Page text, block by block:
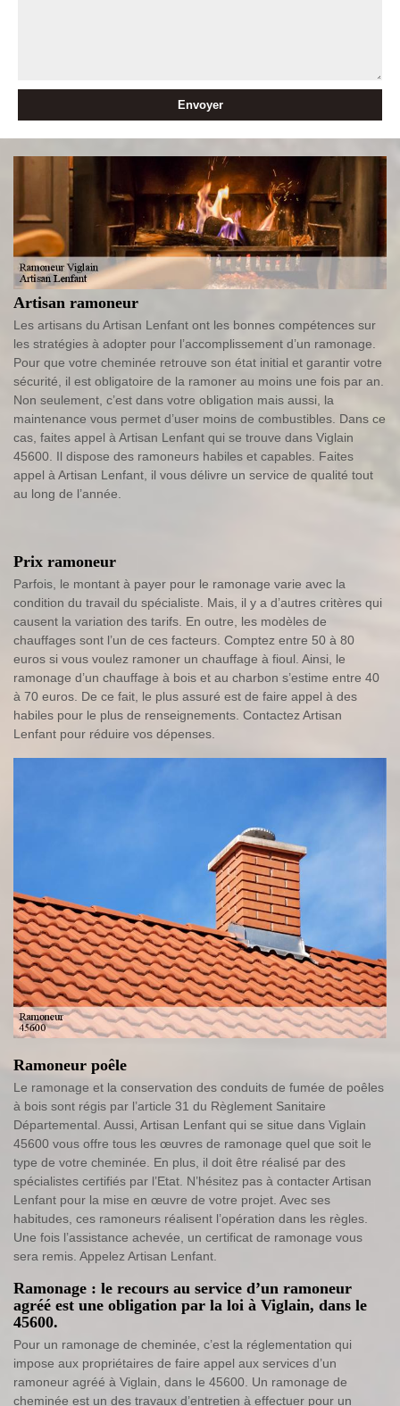
Artisan ramoneur
Les artisans du Artisan Lenfant ont les bonnes compétences sur
les stratégies à adopter pour l’accomplissement d’un ramonage.
Pour que votre cheminée retrouve son état initial et garantir votre
sécurité, il est obligatoire de la ramoner au moins une fois par an.
Non seulement, c’est dans votre obligation mais aussi, la
maintenance vous permet d’user moins de combustibles. Dans ce
cas, faites appel à Artisan Lenfant qui se trouve dans Viglain
45600. Il dispose des ramoneurs habiles et capables. Faites
appel à Artisan Lenfant, il vous délivre un service de qualité tout
au long de l’année.
Prix ramoneur
Parfois, le montant à payer pour le ramonage varie avec la
condition du travail du spécialiste. Mais, il y a d’autres critères qui
causent la variation des tarifs. En outre, les modèles de
chauffages sont l’un de ces facteurs. Comptez entre 50 à 80
euros si vous voulez ramoner un chauffage à fioul. Ainsi, le
ramonage d’un chauffage à bois et au charbon s’estime entre 40
à 70 euros. De ce fait, le plus assuré est de faire appel à des
habiles pour le plus de renseignements. Contactez Artisan
Lenfant pour réduire vos dépenses.
Ramoneur poêle
Le ramonage et la conservation des conduits de fumée de poêles
à bois sont régis par l’article 31 du Règlement Sanitaire
Départemental. Aussi, Artisan Lenfant qui se situe dans Viglain
45600 vous offre tous les œuvres de ramonage quel que soit le
type de votre cheminée. En plus, il doit être réalisé par des
spécialistes certifiés par l’Etat. N’hésitez pas à contacter Artisan
Lenfant pour la mise en œuvre de votre projet. Avec ses
habitudes, ces ramoneurs réalisent l’opération dans les règles.
Une fois l’assistance achevée, un certificat de ramonage vous
sera remis. Appelez Artisan Lenfant.
Ramonage : le recours au service d’un ramoneur
agréé est une obligation par la loi à Viglain, dans le
45600.
Pour un ramonage de cheminée, c’est la réglementation qui
impose aux propriétaires de faire appel aux services d’un
ramoneur agréé à Viglain, dans le 45600. Un ramonage de
cheminée est un des travaux d’entretien à effectuer pour un